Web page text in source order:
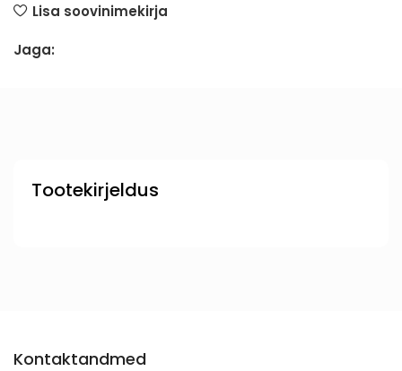
Lisa soovinimekirja
Jaga:
Tootekirjeldus
Kontaktandmed